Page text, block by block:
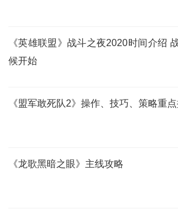
《英雄联盟》战斗之夜2020时间介绍
候开始
《盟军敢死队2》操作、技巧、策略重
《龙歌黑暗之眼》主线攻略